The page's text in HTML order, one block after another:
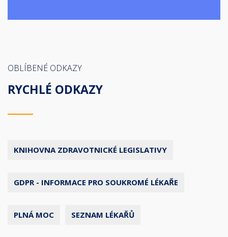
OBLÍBENÉ ODKAZY
RYCHLÉ ODKAZY
KNIHOVNA ZDRAVOTNICKÉ LEGISLATIVY
GDPR - INFORMACE PRO SOUKROMÉ LÉKAŘE
PLNÁ MOC SEZNAM LÉKAŘŮ